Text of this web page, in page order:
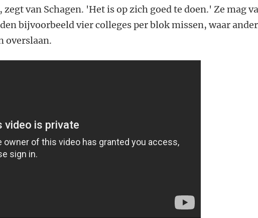
zegt van Schagen. 'Het is op zich goed te doen.' Ze mag
bijvoorbeeld vier colleges per blok missen, waar
overslaan.